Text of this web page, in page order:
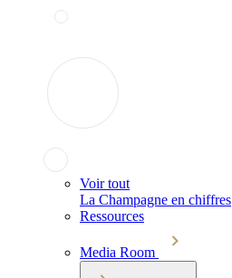
Voir tout
La Champagne en chiffres
Ressources
Media Room